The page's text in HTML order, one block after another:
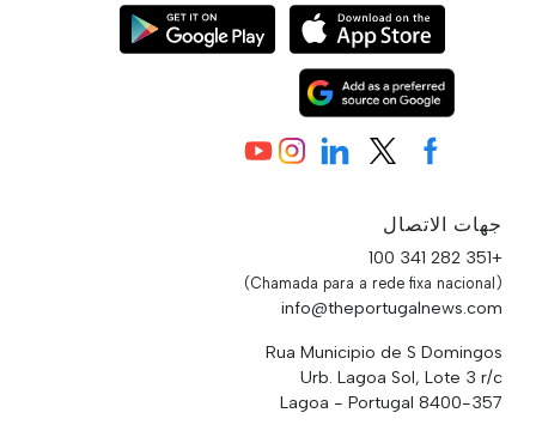
جهات الاتصال
+351 282 341 100
(Chamada para a rede fixa nacional)
info@theportugalnews.com
Rua Municipio de S Domingos
Urb. Lagoa Sol, Lote 3 r/c
8400-357 Lagoa - Portugal